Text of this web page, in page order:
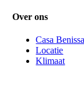
Over ons
Casa Benissa
Locatie
Klimaat